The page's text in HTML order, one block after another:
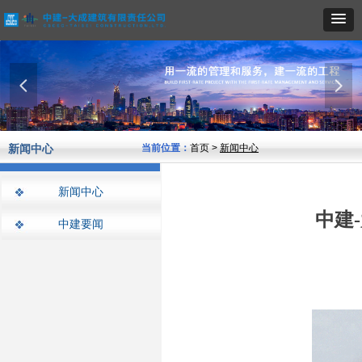
넳 넲
新闻中心 当前位置： 首页 > 新闻中心
中建
新闻中心
中建要闻